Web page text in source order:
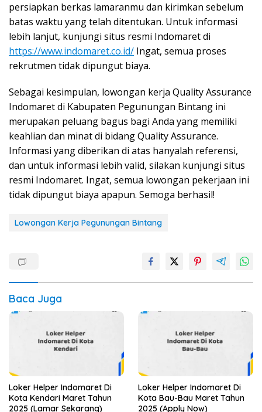
persiapkan berkas lamaranmu dan kirimkan sebelum
batas waktu yang telah ditentukan. Untuk informasi
lebih lanjut, kunjungi situs resmi Indomaret di
https://www.indomaret.co.id/ Ingat, semua proses
rekrutmen tidak dipungut biaya.
Sebagai kesimpulan, lowongan kerja Quality Assurance
Indomaret di Kabupaten Pegunungan Bintang ini
merupakan peluang bagus bagi Anda yang memiliki
keahlian dan minat di bidang Quality Assurance.
Informasi yang diberikan di atas hanyalah referensi,
dan untuk informasi lebih valid, silakan kunjungi situs
resmi Indomaret. Ingat, semua lowongan pekerjaan ini
tidak dipungut biaya apapun. Semoga berhasil!
Lowongan Kerja Pegunungan Bintang
Baca Juga
Loker Helper Indomaret Di
Kota Kendari Maret Tahun
2025 (Lamar Sekarang)
Loker Helper Indomaret Di
Kota Bau-Bau Maret Tahun
2025 (Apply Now)